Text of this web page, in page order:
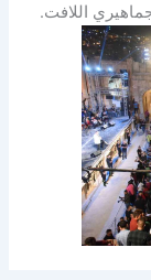
اللافت.